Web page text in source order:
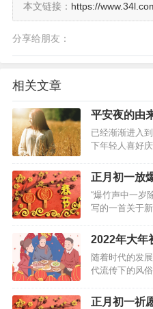
本文链接： https://
分享给朋友：
相关文章
平安夜的由
已经渐渐进入
下年轻人喜好
夜中西方有什
的由来真实来
了解。 平安夜
正月初一放
爆竹的由来
“爆竹声中一岁
写的一首关于
初一放爆竹的
看。放爆竹的
爆竹，用竹子
2022年大年
重要性
随着时代的发
代流传下的风
多传统民俗与
正月初一祈